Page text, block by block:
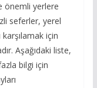
önemli yerlere
seferler, yerel
karşılamak için
Aşağıdaki liste,
bilgi için